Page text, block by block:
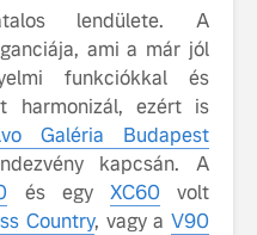
lendülete. A
ami a már jól
funkciókkal és
harmonizál, ezért is
Galéria Budapest
kapcsán. A
és egy XC60 volt
Country, vagy a V90